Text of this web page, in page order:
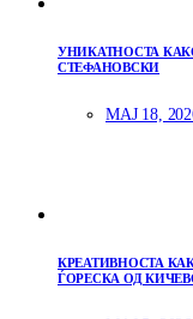
УНИКАТНОСТА
СТЕФАНОВСКИ
МАЈ 18,
КРЕАТИВНОСТА
ЃОРЕСКА ОД